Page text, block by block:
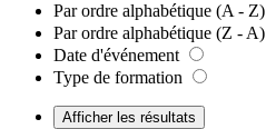
Par ordre alphabétique (A - Z)
Par ordre alphabétique (Z - A)
Date d'événement
Type de formation
Afficher les résultats